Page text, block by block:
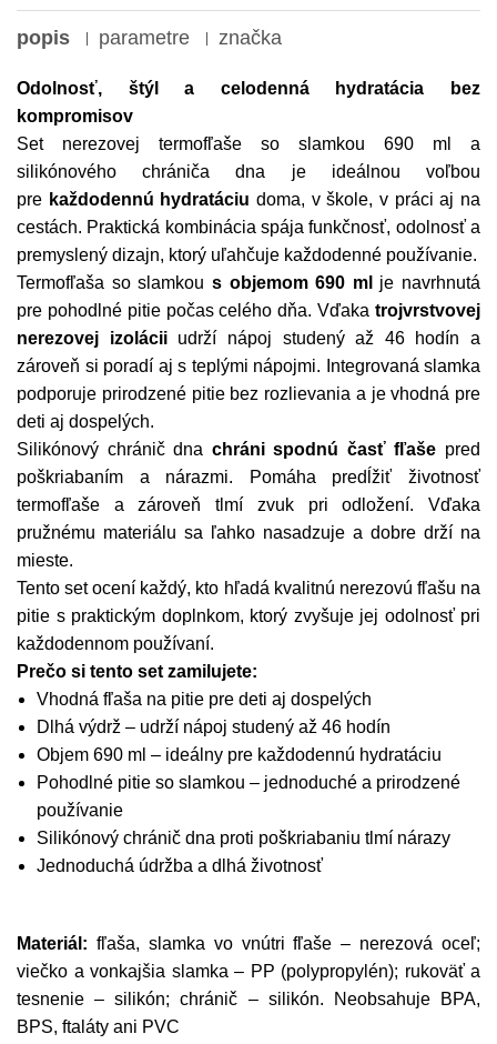
popis parametre značka
Odolnosť, štýl a celodenná hydratácia bez
kompromisov
Set nerezovej termofľaše so slamkou 690 ml a
silikónového chrániča dna je ideálnou voľbou
pre každodennú hydratáciu doma, v škole, v práci aj na
cestách. Praktická kombinácia spája funkčnosť, odolnosť a
premyslený dizajn, ktorý uľahčuje každodenné používanie.
Termofľaša so slamkou s objemom 690 ml
je navrhnutá
pre pohodlné pitie počas celého dňa. Vďaka trojvrstvovej
nerezovej izoláciiudrží nápoj studený až 46 hodín a
zároveň si poradí aj s teplými nápojmi. Integrovaná slamka
podporuje prirodzené pitie bez rozlievania a je vhodná pre
deti aj dospelých.
Silikónový chránič dna chráni spodnú časť fľaše pred
poškriabaním a nárazmi. Pomáha predĺžiť životnosť
termofľaše a zároveň tlmí zvuk pri odložení. Vďaka
pružnému materiálu sa ľahko nasadzuje a dobre drží na
mieste.
Tento set ocení každý, kto hľadá kvalitnú nerezovú fľašu na
pitie s praktickým doplnkom, ktorý zvyšuje jej odolnosť pri
každodennom používaní.
Prečo si tento set zamilujete:
Vhodná fľaša na pitie pre deti aj dospelých
Dlhá výdrž – udrží nápoj studený až 46 hodín
Objem 690 ml – ideálny pre každodennú hydratáciu
Pohodlné pitie so slamkou – jednoduché a prirodzené
používanie
Silikónový chránič dna proti poškriabaniu tlmí nárazy
Jednoduchá údržba a dlhá životnosť
Materiál: fľaša, slamka vo vnútri fľaše – nerezová oceľ;
viečko a vonkajšia slamka – PP (polypropylén); rukoväť a
tesnenie – silikón; chránič – silikón. Neobsahuje BPA,
BPS, ftaláty ani PVC